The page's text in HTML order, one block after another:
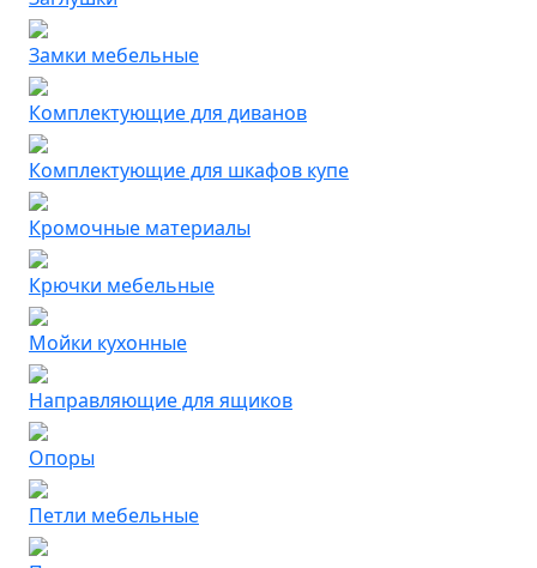
Замки мебельные
Комплектующие для диванов
Комплектующие для шкафов купе
Кромочные материалы
Крючки мебельные
Мойки кухонные
Направляющие для ящиков
Опоры
Петли мебельные